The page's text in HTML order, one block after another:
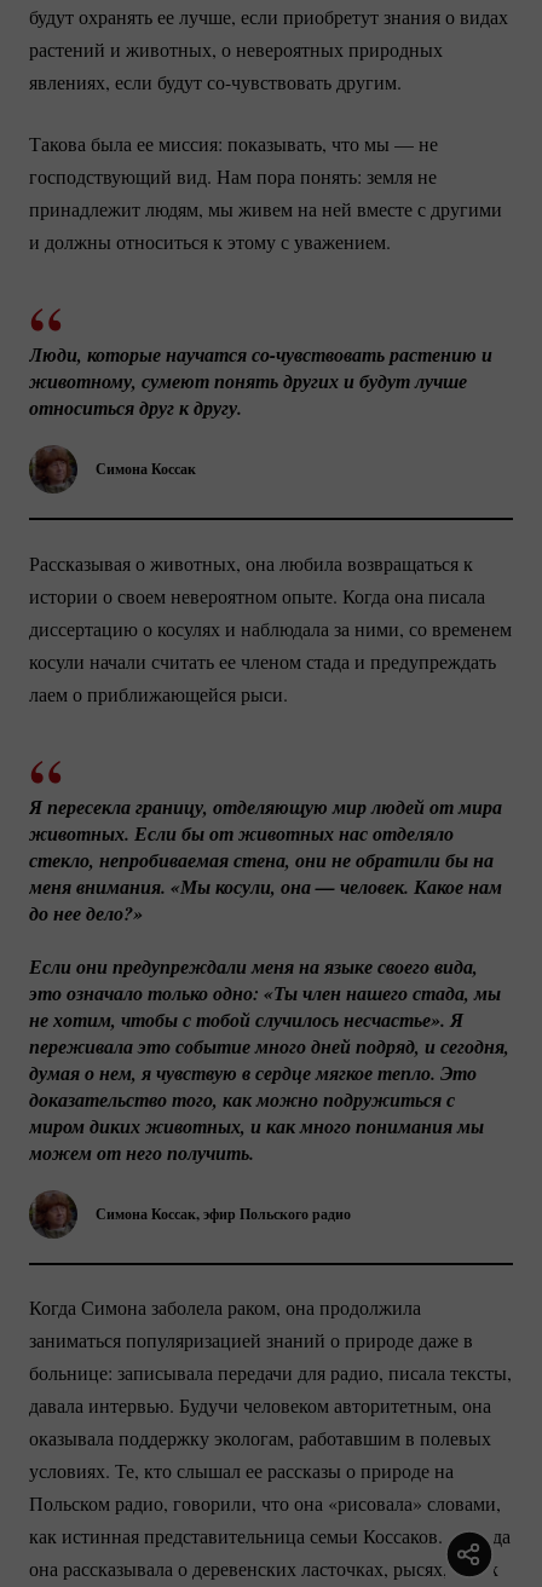
будут охранять ее лучше, если приобретут знания о видах
растений и животных, о невероятных природных
явлениях, если будутсо-чувствовать другим.
Такова была ее миссия: показывать, что мы — не
господствующий вид. Нам пора понять: земля не
принадлежит людям, мы живем на ней вместе с другими
и должны относиться к этому с уважением.
Симона Коссак
Люди, которые научатся со-чувствовать растению и
животному, сумеют понять других и будут лучше
относиться друг к другу.
Рассказывая о животных, она любила возвращаться к
истории о своем невероятном опыте. Когда она писала
диссертацию о косулях и наблюдала за ними, со временем
косули начали считать ее членом стада и предупреждать
лаем о приближающейся рыси.
Симона Коссак, эфир Польского радио
Я пересекла границу, отделяющую мир людей от мира
животных. Если бы от животных нас отделяло
стекло, непробиваемая стена, они не обратили бы на
меня внимания. «Мы косули, она — человек. Какое нам
до нее дело?»
Если они предупреждали меня на языке своего вида,
это означало только одно: «Ты член нашего стада, мы
не хотим, чтобы с тобой случилось несчастье». Я
переживала это событие много дней подряд, и сегодня,
думая о нем, я чувствую в сердце мягкое тепло. Это
доказательство того, как можно подружиться с
миром диких животных, и как много понимания мы
можем от него получить.
Когда Симона заболела раком, она продолжила
заниматься популяризацией знаний о природе даже в
больнице: записывала передачи для радио, писала тексты,
давала интервью. Будучи человеком авторитетным, она
оказывала поддержку экологам, работавшим в полевых
условиях. Те, кто слышал ее рассказы о природе на
Польском радио, говорили, что она «рисовала» словами,
как истинная представительница семьи Коссаков. И когда
она рассказывала о деревенских ласточках, рысях, лосях